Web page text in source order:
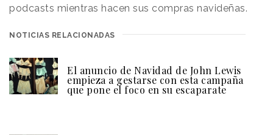
podcasts mientras hacen sus compras navideñas.
NOTICIAS RELACIONADAS
El anuncio de Navidad de John Lewis
empieza a gestarse con esta campaña
que pone el foco en su escaparate